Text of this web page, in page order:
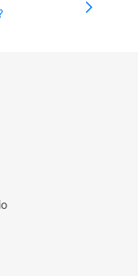
quer
de cola,
de
por
sódio,